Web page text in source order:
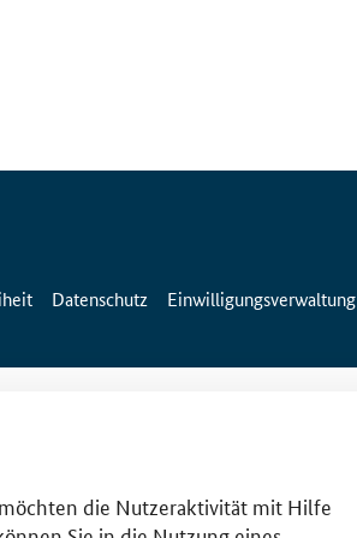
Datenschutz Einwilligungsverwaltung
die Nutzeraktivität mit Hilfe